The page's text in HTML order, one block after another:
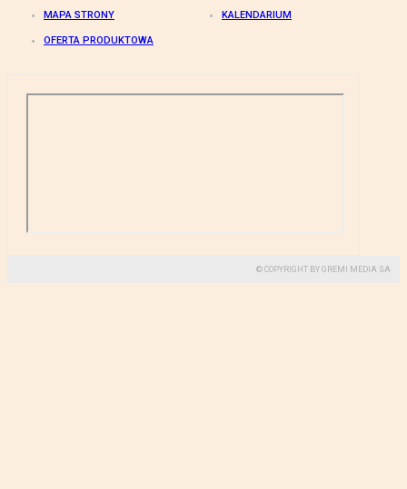
MAPA STRONY KALENDARIUM
OFERTA PRODUKTOWA
© COPYRIGHT BY GREMI MEDIA SA